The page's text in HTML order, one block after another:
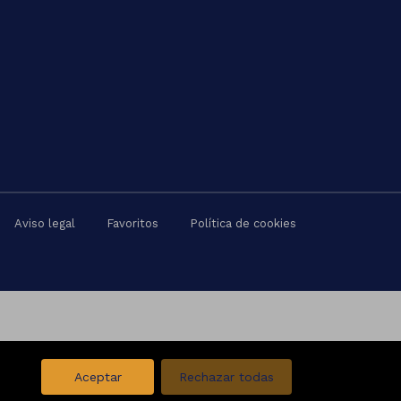
Aceptar Rechazar todas
Aviso legal Favoritos Política de cookies